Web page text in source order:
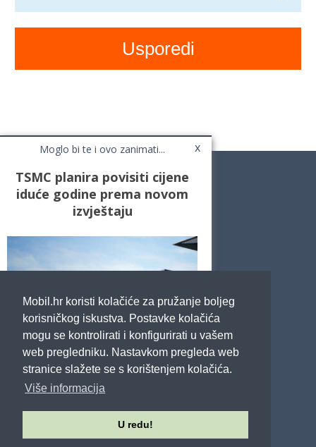
Mobil.hr koristi kolačiće za pružanje boljeg
korisničkog iskustva. Postavke kolačića
mogu se kontrolirati i konfigurirati u vašem
web pregledniku. Nastavkom pregleda web
stranice slažete se s korištenjem kolačića.
Više informacija
U redu!
Moglo bi te i ovo zanimati... x
TSMC planira povisiti cijene
iduće godine prema novom
izvještaju
Usporedi mobitele
Impressum
Marketing
Pravne odredbe
Izjava o privatnosti
POTRAŽITE NAS
Sva prava pridržana - Mobil.hr - 2026.